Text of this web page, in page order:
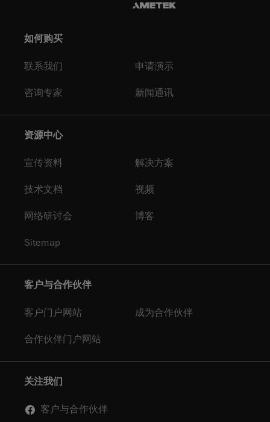
如何购买
联系我们 申请演示
咨询专家 新闻通讯
资源中心
宣传资料 解决方案
技术文档 视频
网络研讨会 博客
Sitemap
客户与合作伙伴
客户门户网站 成为合作伙伴
合作伙伴门户网站
关注我们
客户与合作伙伴